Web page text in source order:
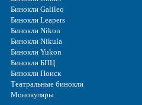
Бинокли Galileo
Бинокли Leapers
Бинокли Nikon
Бинокли Nikula
Бинокли Yukon
Бинокли БПЦ
Бинокли Поиск
Театральные бинокли
Монокуляры